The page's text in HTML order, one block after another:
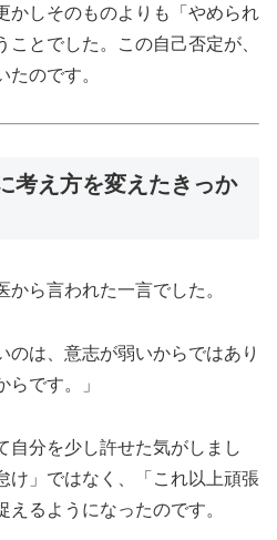
かしそのものよりも「やめられ
とでした。この自己否定が、
たのです。
考え方を変えたきっか
ら言われた一言でした。
のは、意志が弱いからではあり
らです。」
自分を少し許せた気がしまし
け」ではなく、「これ以上頑張
るようになったのです。